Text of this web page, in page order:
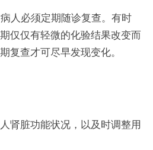
人必须定期随诊复查。有时
仅仅有轻微的化验结果改变而
复查才可尽早发现变化。
肾脏功能状况，以及时调整用